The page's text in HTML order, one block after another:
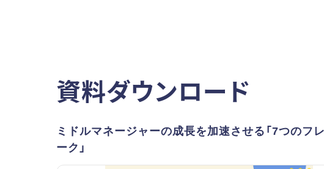
資料ダウンロード
ミドルマネージャーの成長を加速させる「7つのフ
ーク」